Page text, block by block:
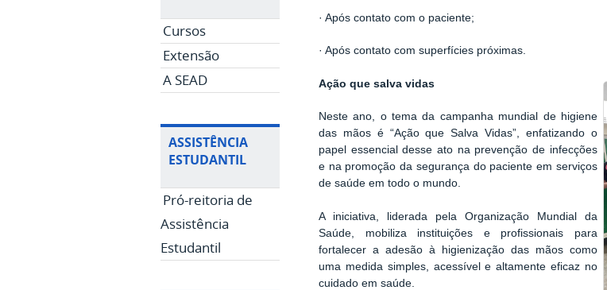
Cursos
Extensão
A SEAD
ASSISTÊNCIA
ESTUDANTIL
Pró-reitoria de
Assistência
Estudantil
· Após contato com o paciente;
· Após contato com superfícies próximas.
Ação que salva vidas
Neste ano, o tema da campanha mundial de higiene
das mãos é “Ação que Salva Vidas”, enfatizando o
papel essencial desse ato na prevenção de infecções
e na promoção da segurança do paciente em serviços
de saúde em todo o mundo.
A iniciativa, liderada pela Organização Mundial da
Saúde, mobiliza instituições e profissionais para
fortalecer a adesão à higienização das mãos como
uma medida simples, acessível e altamente eficaz no
cuidado em saúde.